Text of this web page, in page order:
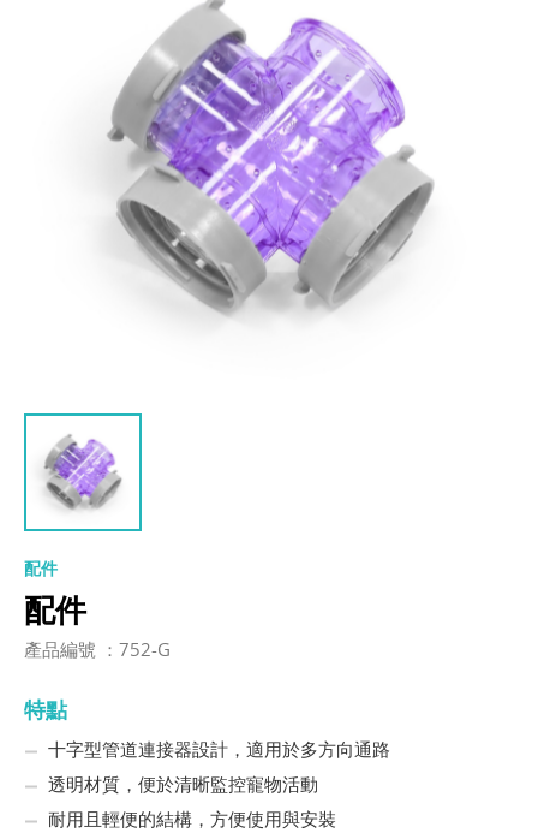
配件
配件
產品編號 ：752-G
特點
十字型管道連接器設計，適用於多方向通路
透明材質，便於清晰監控寵物活動
耐用且輕便的結構，方便使用與安裝